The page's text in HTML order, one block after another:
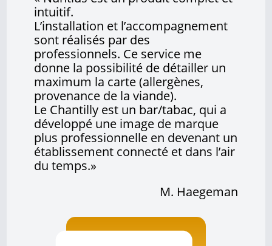
intuitif.
L’installation et l’accompagnement
sont réalisés par des
professionnels. Ce service me
donne la possibilité de détailler un
maximum la carte (allergènes,
provenance de la viande).
Le Chantilly est un bar/tabac, qui a
développé une image de marque
plus professionnelle en devenant un
établissement connecté et dans l’air
du temps.»
M. Haegeman